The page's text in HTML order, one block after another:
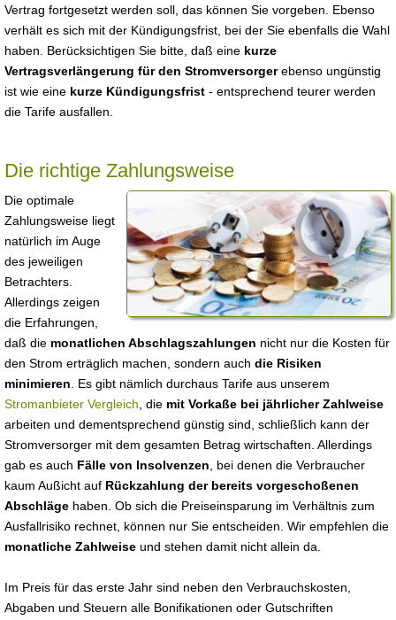
Vertrag fortgesetzt werden soll, das können Sie vorgeben. Ebenso
verhält es sich mit der Kündigungsfrist, bei der Sie ebenfalls die Wahl
haben. Berücksichtigen Sie bitte, daß eine kurze
Vertragsverlängerung für den Stromversorgerebenso ungünstig
ist wie eine kurze Kündigungsfrist - entsprechend teurer werden
die Tarife ausfallen.
Die richtige Zahlungsweise
Die optimale
Zahlungsweise liegt
natürlich im Auge
des jeweiligen
Betrachters.
Allerdings zeigen
die Erfahrungen,
daß die monatlichen Abschlagszahlungen nicht nur die Kosten für
den Strom erträglich machen, sondern auch die Risiken
minimieren . Es gibt nämlich durchaus Tarife aus unserem
Stromanbieter Vergleich , die mit Vorkaße bei jährlicher Zahlweise
arbeiten und dementsprechend günstig sind, schließlich kann der
Stromversorger mit dem gesamten Betrag wirtschaften. Allerdings
gab es auch Fälle von Insolvenzen , bei denen die Verbraucher
kaum Außicht auf Rückzahlung der bereits vorgeschoßenen
Abschläge haben. Ob sich die Preiseinsparung im Verhältnis zum
Ausfallrisiko rechnet, können nur Sie entscheiden. Wir empfehlen die
monatliche Zahlweise und stehen damit nicht allein da.
Im Preis für das erste Jahr sind neben den Verbrauchskosten,
Abgaben und Steuern alle Bonifikationen oder Gutschriften